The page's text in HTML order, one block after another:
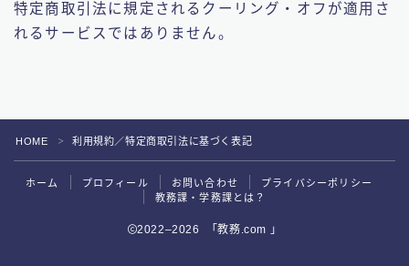
特定商取引法に規定されるクーリング・オフが適用さ
れるサービスではありません。
HOME ＞ 利用規約／特定商取引法に基づく表記
ホーム プロフィール お問い合わせ
プライバシーポリシー
教務課・学務課とは？
2022–2026 「教務.com 」